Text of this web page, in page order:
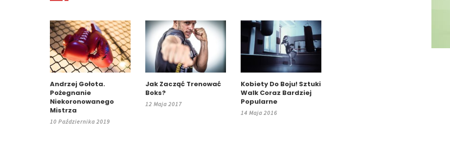
Andrzej Gołota.
Pożegnanie
Niekoronowanego
Mistrza
10 Października 2019
Jak Zacząć Trenować
Boks?
12 Maja 2017
Kobiety Do Boju! Sztuki
Walk Coraz Bardziej
Popularne
14 Maja 2016